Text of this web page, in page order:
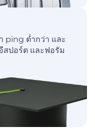
ping ต่ำกว่า และ
สปอร์ต และฟอรัม